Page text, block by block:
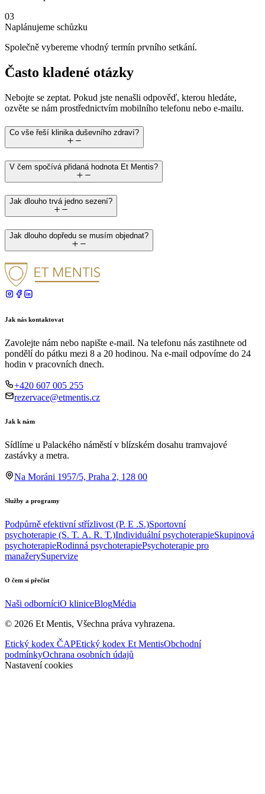
03
Naplánujeme schůzku
Společně vybereme vhodný termín prvního setkání.
Často kladené otázky
Nebojte se zeptat. Pokud jste nenašli odpověď, kterou hledáte,
ozvěte se nám prostřednictvím mobilního telefonu nebo e-mailu.
Co vše řeší klinika duševního zdraví?
V čem spočívá přidaná hodnota Et Mentis?
Jak dlouho trvá jedno sezení?
Jak dlouho dopředu se musím objednat?
Jak nás kontaktovat
Zavolejte nám nebo napište e-mail. Na telefonu nás zastihnete od
pondělí do pátku mezi 8 a 20 hodinou. Na e-mail odpovíme do 24
hodin v pracovních dnech.
+420 607 005 255
rezervace@etmentis.cz
Jak k nám
Sídlíme u Palackého náměstí v blízském dosahu tramvajové
zastávky a metra.
Na Moráni 1957/5, Praha 2, 128 00
Služby a programy
Podpůrně efektivní střízlivost (P. E .S.)Sportovní
psychoterapie (S. T. A. R. T.)Individuální psychoterapieSkupinová
psychoterapieRodinná psychoterapiePsychoterapie pro
manažerySupervize
O čem si přečíst
Naši odborníciO kliniceBlogMédia
© 2026 Et Mentis, Všechna práva vyhrazena.
Etický kodex ČAPEtický kodex Et MentisObchodní
podmínkyOchrana osobních údajů
Nastavení cookies